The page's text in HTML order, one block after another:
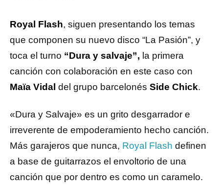
Royal Flash, siguen presentando los temas
que componen su nuevo disco “La Pasión”, y
toca el turno “Dura y salvaje”, la primera
canción con colaboración en este caso con
Maïa Vidal del grupo barcelonés Side Chick.
«Dura y Salvaje» es un grito desgarrador e
irreverente de empoderamiento hecho canción.
Más garajeros que nunca, Royal Flash definen
a base de guitarrazos el envoltorio de una
canción que por dentro es como un caramelo.